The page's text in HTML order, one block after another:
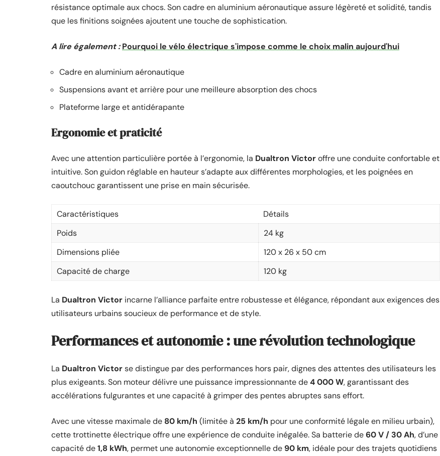
résistance optimale aux chocs. Son cadre en aluminium aéronautique assure légèreté et solidité, tandis
que les finitions soignées ajoutent une touche de sophistication.
A lire également : Pourquoi le vélo électrique s'impose comme le choix malin aujourd'hui
Cadre en aluminium aéronautique
Suspensions avant et arrière pour une meilleure absorption des chocs
Plateforme large et antidérapante
Ergonomie et praticité
Avec une attention particulière portée à l’ergonomie, la Dualtron Victoroffre une conduite confortable et
intuitive. Son guidon réglable en hauteur s’adapte aux différentes morphologies, et les poignées en
caoutchouc garantissent une prise en main sécurisée.
Caractéristiques
Détails
Poids
24 kg
Dimensions pliée
120 x 26 x 50 cm
Capacité de charge
120 kg
La Dualtron Victor incarne l’alliance parfaite entre robustesse et élégance, répondant aux exigences des
utilisateurs urbains soucieux de performance et de style.
Performances et autonomie : une révolution technologique
La Dualtron Victorse distingue par des performances hors pair, dignes des attentes des utilisateurs les
plus exigeants. Son moteur délivre une puissance impressionnante de4 000 W, garantissant des
accélérations fulgurantes et une capacité à grimper des pentes abruptes sans effort.
Avec une vitesse maximale de 80 km/h (limitée à 25 km/h pour une conformité légale en milieu urbain),
cette trottinette électrique offre une expérience de conduite inégalée. Sa batterie de60 V / 30 Ah, d’une
capacité de1,8 kWh, permet une autonomie exceptionnelle de 90 km, idéale pour des trajets quotidiens